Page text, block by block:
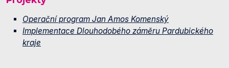
Operační program Jan Amos Komenský
Implementace Dlouhodobého záměru Pardubického
kraje